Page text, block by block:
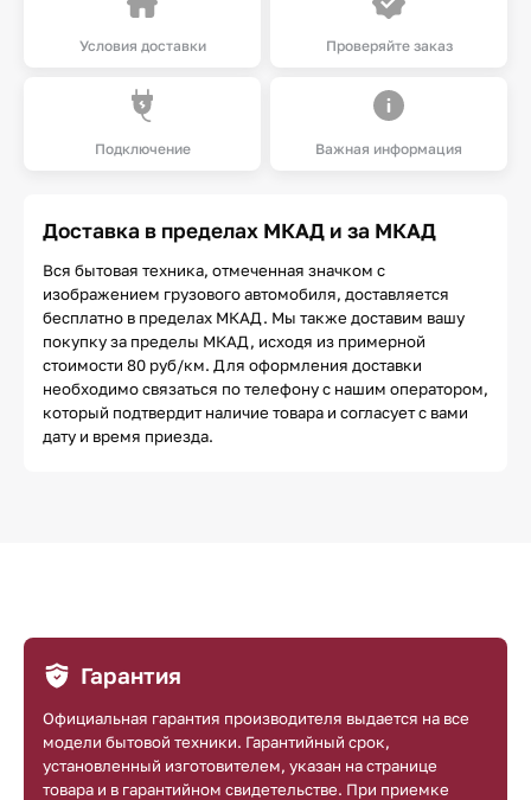
Условия доставки Проверяйте заказ
Подключение Важная информация
Доставка в пределах МКАД и за МКАД
Вся бытовая техника, отмеченная значком с
изображением грузового автомобиля, доставляется
бесплатно в пределах МКАД. Мы также доставим вашу
покупку за пределы МКАД, исходя из примерной
стоимости 80 руб/км. Для оформления доставки
необходимо связаться по телефону с нашим оператором,
который подтвердит наличие товара и согласует с вами
дату и время приезда.
Гарантия
Официальная гарантия производителя выдается на все
модели бытовой техники. Гарантийный срок,
установленный изготовителем, указан на странице
товара и в гарантийном свидетельстве. При приемке